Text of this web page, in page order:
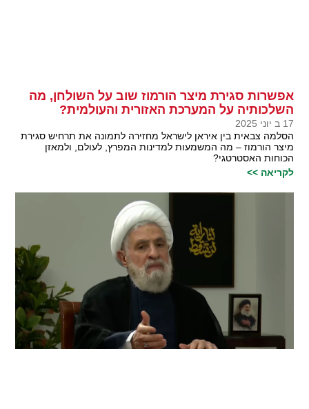
אפשרות סגירת מיצר הורמוז שוב על השולחן, מה
השלכותיה על המערכת האזורית והעולמית?
17 ב יוני 2025
הסלמה צבאית בין איראן לישראל מחזירה לתמונה את תרחיש סגירת
מיצר הורמוז – מה המשמעות למדינות המפרץ, לעולם, ולמאזן
הכוחות האסטרטגי?
לקריאה >>